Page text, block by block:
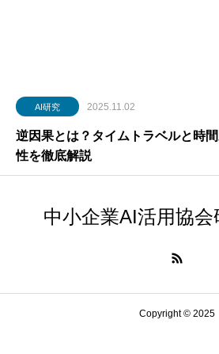
AI研究 2025.11.02
逆因果とは？タイムトラベルと時
性を徹底解説
中小企業AI活用協会
Copyright © 2025